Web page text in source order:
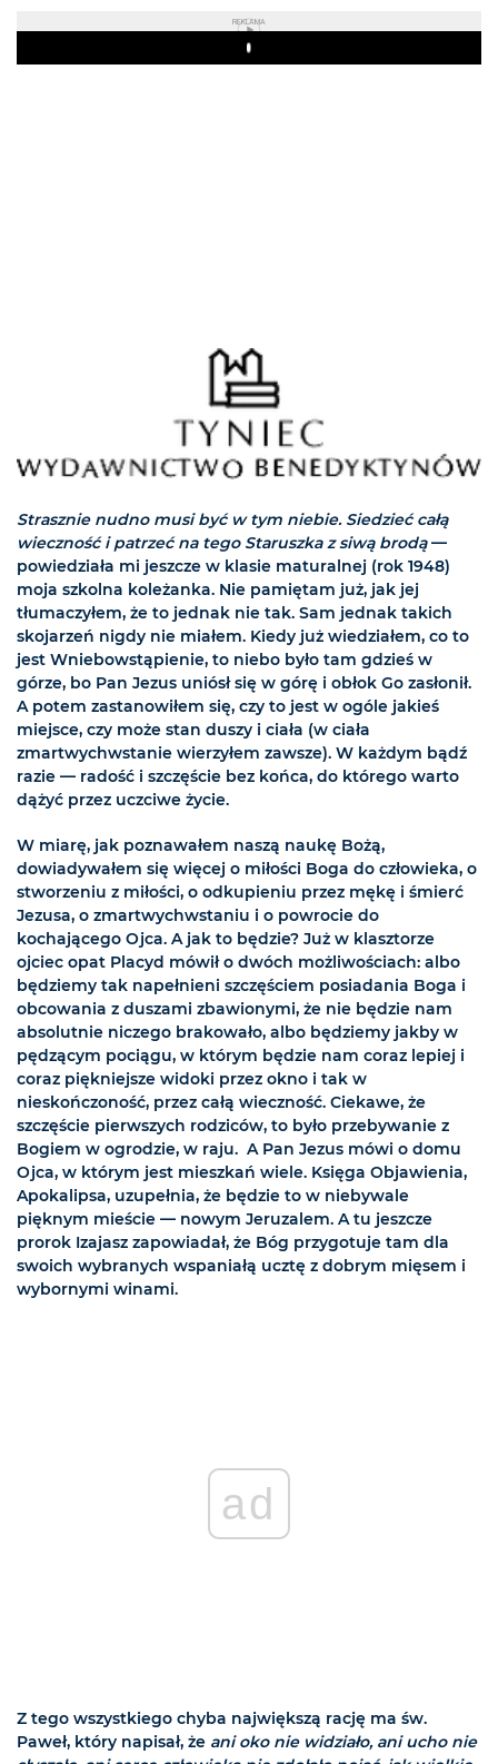
REKLAMA
Play
Strasznie nudno musi być w tym niebie. Siedzieć całą
wieczność i patrzeć na tego Staruszka z siwą brodą—
powiedziała mi jeszcze w klasie maturalnej (rok 1948)
moja szkolna koleżanka. Nie pamiętam już, jak jej
tłumaczyłem, że to jednak nie tak. Sam jednak takich
skojarzeń nigdy nie miałem. Kiedy już wiedziałem, co to
jest Wniebowstąpienie, to niebo było tam gdzieś w
górze, bo Pan Jezus uniósł się w górę i obłok Go zasłonił.
A potem zastanowiłem się, czy to jest w ogóle jakieś
miejsce, czy może stan duszy i ciała (w ciała
zmartwychwstanie wierzyłem zawsze). W każdym bądź
razie — radość i szczęście bez końca, do którego warto
dążyć przez uczciwe życie.
W miarę, jak poznawałem naszą naukę Bożą,
dowiadywałem się więcej o miłości Boga do człowieka, o
stworzeniu z miłości, o odkupieniu przez mękę i śmierć
Jezusa, o zmartwychwstaniu i o powrocie do
kochającego Ojca. A jak to będzie? Już w klasztorze
ojciec opat Placyd mówił o dwóch możliwościach: albo
będziemy tak napełnieni szczęściem posiadania Boga i
obcowania z duszami zbawionymi, że nie będzie nam
absolutnie niczego brakowało, albo będziemy jakby w
pędzącym pociągu, w którym będzie nam coraz lepiej i
coraz piękniejsze widoki przez okno i tak w
nieskończoność, przez całą wieczność. Ciekawe, że
szczęście pierwszych rodziców, to było przebywanie z
Bogiem w ogrodzie, w raju. A Pan Jezus mówi o domu
Ojca, w którym jest mieszkań wiele. Księga Objawienia,
Apokalipsa, uzupełnia, że będzie to w niebywale
pięknym mieście — nowym Jeruzalem. A tu jeszcze
prorok Izajasz zapowiadał, że Bóg przygotuje tam dla
swoich wybranych wspaniałą ucztę z dobrym mięsem i
wybornymi winami.
ad
Z tego wszystkiego chyba największą rację ma św.
Paweł, który napisał, że ani oko nie widziało, ani ucho nie